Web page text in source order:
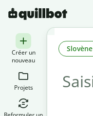
Créer un
nouveau
Projets
Slovène